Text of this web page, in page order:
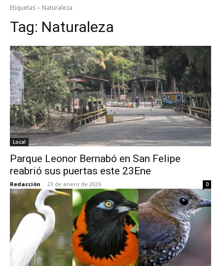
Etiquetas Naturaleza
Tag: Naturaleza
Local
Parque Leonor Bernabó en San Felipe
reabrió sus puertas este 23Ene
Redacción - 23 de enero de 2026 0